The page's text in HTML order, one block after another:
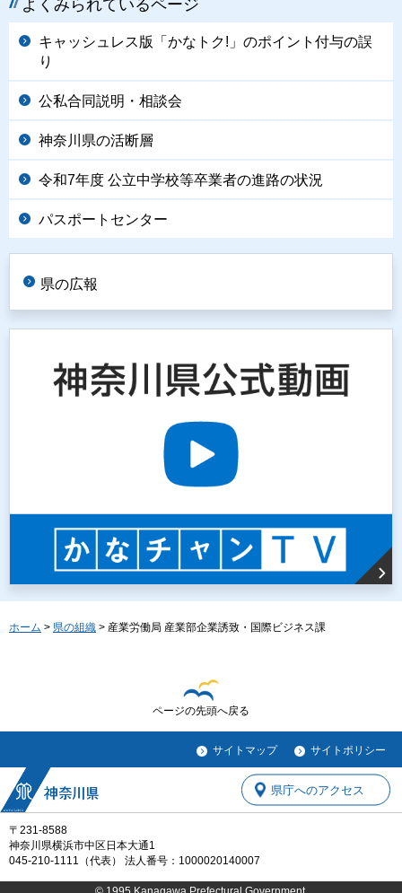
キャッシュレス版「かなトク!」のポイント付与の誤
り
公私合同説明・相談会
神奈川県の活断層
令和7年度 公立中学校等卒業者の進路の状況
パスポートセンター
県の広報
ホーム > 県の組織 > 産業労働局 産業部企業誘致・国際ビジネス課
ページの先頭へ戻る
サイトマップ サイトポリシー
〒231-8588
神奈川県横浜市中区日本大通1
045-210-1111（代表） 法人番号：1000020140007
県庁へのアクセス